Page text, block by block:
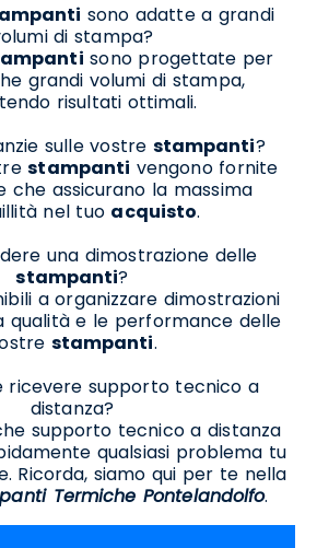
sono adatte a grandi
di stampa?
sono progettate per
grandi volumi di stampa,
risultati ottimali.
sulle vostre stampanti?
stampanti vengono fornite
che assicurano la massima
nel tuo acquisto.
una dimostrazione delle
stampanti?
a organizzare dimostrazioni
qualità e le performance delle
stampanti.
ricevere supporto tecnico a
distanza?
supporto tecnico a distanza
qualsiasi problema tu
Ricorda, siamo qui per te nella
Termiche Pontelandolfo.